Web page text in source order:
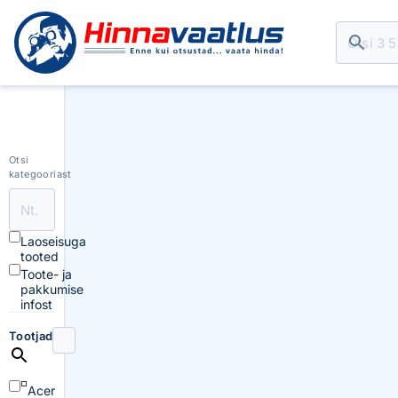
Otsi
kategooriast
Laoseisuga
tooted
Toote- ja
pakkumise
infost
Tootjad
Acer